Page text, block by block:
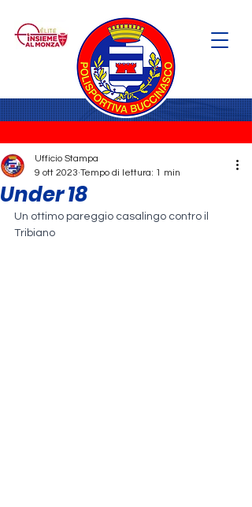
Under 18
Ufficio Stampa
9 ott 2023 Tempo di lettura: 1 min
Un ottimo pareggio casalingo contro il
Tribiano